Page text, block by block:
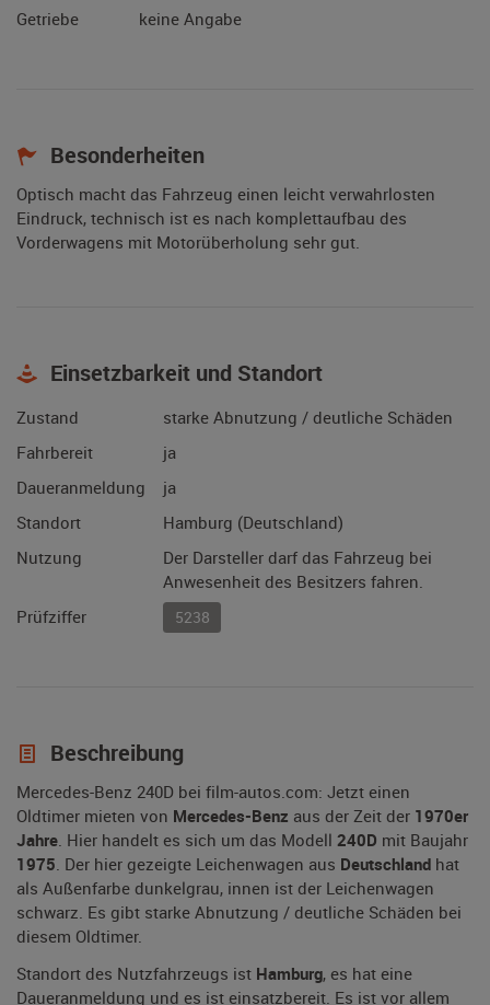
Getriebe
keine Angabe
Besonderheiten
Optisch macht das Fahrzeug einen leicht verwahrlosten
Eindruck, technisch ist es nach komplettaufbau des
Vorderwagens mit Motorüberholung sehr gut.
Einsetzbarkeit und Standort
Zustand
starke Abnutzung / deutliche Schäden
Fahrbereit
ja
Daueranmeldung
ja
Standort
Hamburg (Deutschland)
Nutzung
Der Darsteller darf das Fahrzeug bei
Anwesenheit des Besitzers fahren.
Prüfziffer
5238
Beschreibung
Mercedes-Benz 240D bei film-autos.com: Jetzt einen
Oldtimer mieten von Mercedes-Benz aus der Zeit der 1970er
Jahre. Hier handelt es sich um das Modell 240D mit Baujahr
1975. Der hier gezeigte Leichenwagen aus Deutschland hat
als Außenfarbe dunkelgrau, innen ist der Leichenwagen
schwarz. Es gibt starke Abnutzung / deutliche Schäden bei
diesem Oldtimer.
Standort des Nutzfahrzeugs ist Hamburg, es hat eine
Daueranmeldung und es ist einsatzbereit. Es ist vor allem